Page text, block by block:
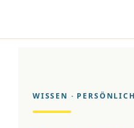
WISSEN ·